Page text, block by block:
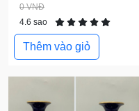
0 VNĐ
4.6 sao
Thêm vào giỏ